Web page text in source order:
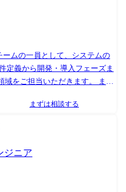
ームの一員として、システムの
定義から開発・導入フェーズま
をご担当いただきます。 また
流工程にステップアップが可
システムの改善・運用保守 ●顧
届ける社会 【なぜホー
において、短納期で高品質な
まずは相談する
ジニア